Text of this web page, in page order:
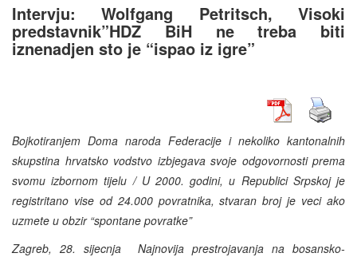
Intervju: Wolfgang Petritsch, Visoki
predstavnik”HDZ BiH ne treba biti
iznenadjen sto je “ispao iz igre”
Bojkotiranjem Doma naroda Federacije i nekoliko kantonalnih
skupstina hrvatsko vodstvo izbjegava svoje odgovornosti prema
svomu izbornom tijelu / U 2000. godini, u Republici Srpskoj je
registritano vise od 24.000 povratnika, stvaran broj je veci ako
uzmete u obzir “spontane povratke”
Zagreb, 28. sijecnja ­ Najnovija prestrojavanja na bosansko-